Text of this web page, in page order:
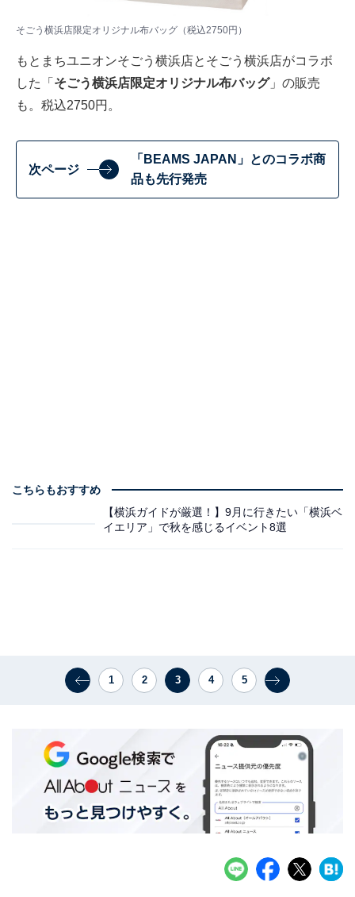
そごう横浜店限定オリジナル布バッグ（税込2750円）
もとまちユニオンそごう横浜店とそごう横浜店がコラボ
した「 そごう横浜店限定オリジナル布バッグ」の販売
も。税込2750円。
次ページ
「BEAMS JAPAN」とのコラボ商
品も先行発売
こちらもおすすめ
【横浜ガイドが厳選！】9月に行きたい「横浜ベ
イエリア」で秋を感じるイベント8選
1 2 3 4 5